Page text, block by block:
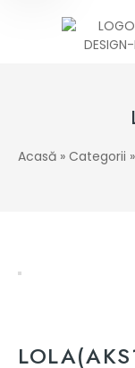
Acasă » Categorii »